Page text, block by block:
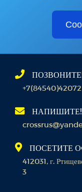
+7(84540)42072
НАПИШИТЕ!
ПОСЕТИТЕ
412031, г.
3